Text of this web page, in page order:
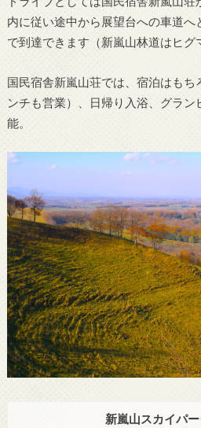
内に従い途中から展望台への車道へ
で到達できます（新嵐山林道はヒグ
国民宿舎新嵐山荘では、宿泊はもち
ンチも営業）、日帰り入浴、グラ
能。
新嵐山スカイパ